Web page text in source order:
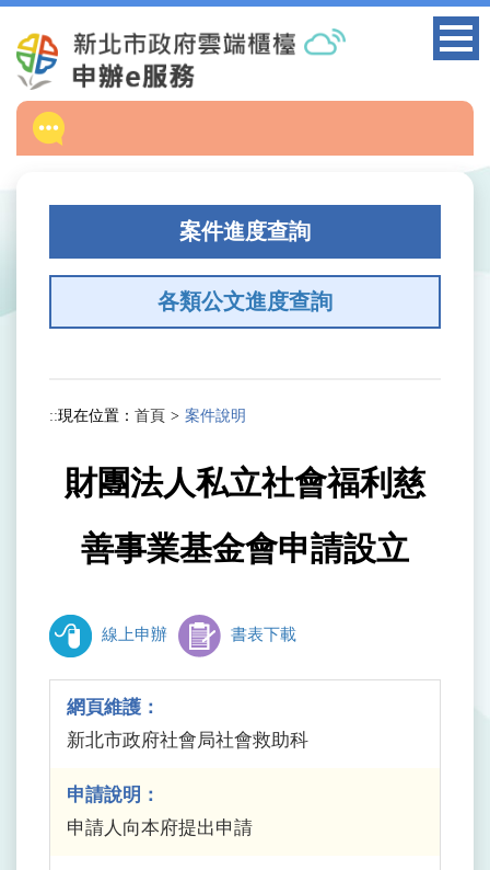
跳
案件進度查詢
各類公文進度查詢
:::
現在位置： 首頁 案件說明
財團法人私立社會福利慈
善事業基金會申請設立
線上申辦 書表下載
網頁維護：
新北市政府社會局社會救助科
申請說明：
申請人向本府提出申請